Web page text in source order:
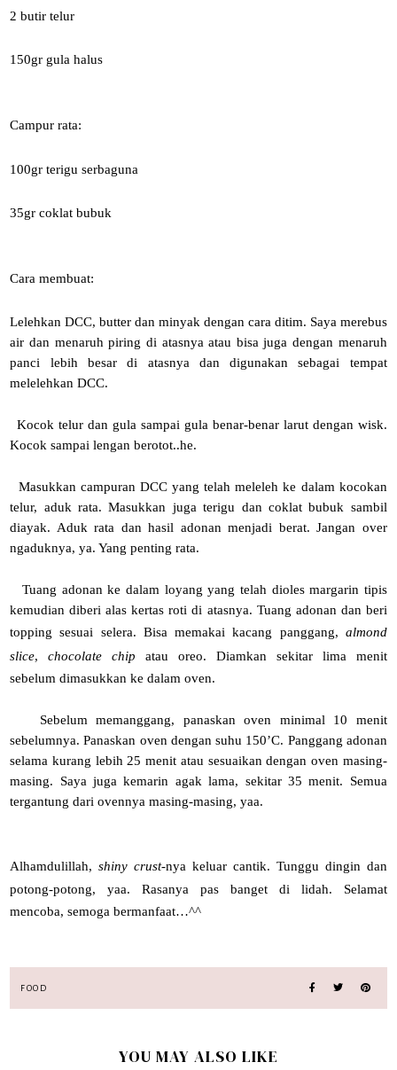
2 butir telur
150gr gula halus
Campur rata:
100gr terigu serbaguna
35gr coklat bubuk
Cara membuat:
Lelehkan DCC, butter dan minyak dengan cara ditim. Saya merebus
air dan menaruh piring di atasnya atau bisa juga dengan menaruh
panci lebih besar di atasnya dan digunakan sebagai tempat
melelehkan DCC.
Kocok telur dan gula sampai gula benar-benar larut dengan wisk.
Kocok sampai lengan berotot..he.
Masukkan campuran DCC yang telah meleleh ke dalam kocokan
telur, aduk rata. Masukkan juga terigu dan coklat bubuk sambil
diayak. Aduk rata dan hasil adonan menjadi berat. Jangan over
ngaduknya, ya. Yang penting rata.
Tuang adonan ke dalam loyang yang telah dioles margarin tipis
kemudian diberi alas kertas roti di atasnya. Tuang adonan dan beri
topping sesuai selera. Bisa memakai kacang panggang, almond
slice,chocolate chipatau oreo. Diamkan sekitar lima menit
sebelum dimasukkan ke dalam oven.
Sebelum memanggang, panaskan oven minimal 10 menit
sebelumnya. Panaskan oven dengan suhu 150’C. Panggang adonan
selama kurang lebih 25 menit atau sesuaikan dengan oven masing-
masing. Saya juga kemarin agak lama, sekitar 35 menit. Semua
tergantung dari ovennya masing-masing, yaa.
Alhamdulillah,shiny crust-nya keluar cantik. Tunggu dingin dan
potong-potong, yaa. Rasanya pas banget di lidah. Selamat
mencoba, semoga bermanfaat…^^
FOOD
YOU MAY ALSO LIKE